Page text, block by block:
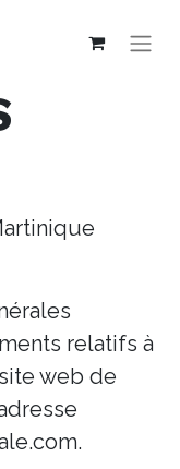
relatifs à
web de